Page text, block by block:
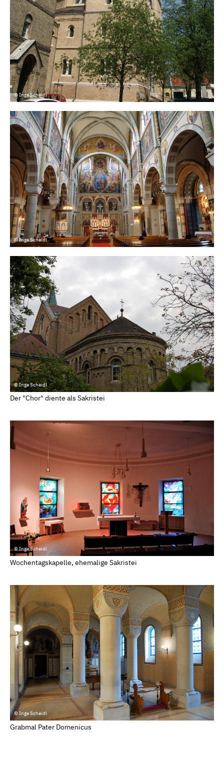
© Inge Scheidl
© Inge Scheidl
© Inge Scheidl
Der "Chor" diente als Sakristei
© Inge Scheidl
Wochentagskapelle, ehemalige Sakristei
© Inge Scheidl
Grabmal Pater Domenicus